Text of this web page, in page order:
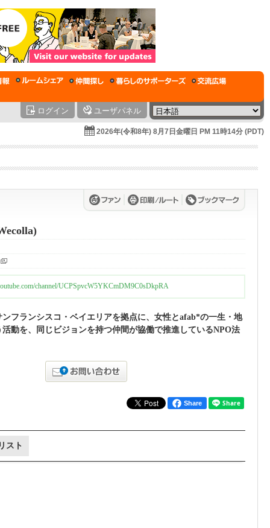
ログイン ユーザパネル
2026年(令和8年) 8月7日金曜日 PM 11時14分 (PDT)
channel/UCPSpvcW5YKCmDM9C0sDkpRA
フランシスコ・ベイエリアを拠点に、女性とafab*の一生・地
動を、同じビジョンを持つ仲間が協働で推進しているNPO法
Share
スト